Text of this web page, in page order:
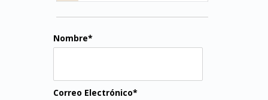
Nombre*
Correo Electrónico*